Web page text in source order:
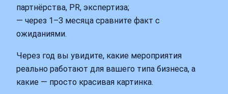
партнёрства, PR, экспертиза;
— через 1–3 месяца сравните факт с
ожиданиями.
Через год вы увидите, какие мероприятия
реально работают для вашего типа бизнеса, а
какие — просто красивая картинка.